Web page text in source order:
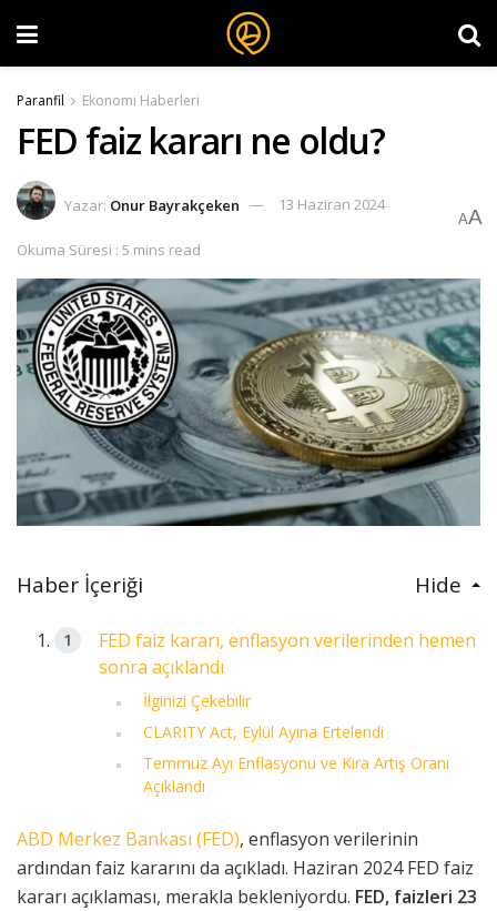
Paranfil Ekonomi Haberleri
FED faiz kararı ne oldu?
Yazar: Onur Bayrakçeken 13 Haziran 2024
Okuma Süresi : 5 mins read
AA
Haber İçeriği Hide
FED faiz kararı, enflasyon verilerinden hemen
sonra açıklandı
İlginizi Çekebilir
CLARITY Act, Eylül Ayına Ertelendi
Temmuz Ayı Enflasyonu ve Kira Artış Oranı
Açıklandı
ABD Merkez Bankası (FED), enflasyon verilerinin
ardından faiz kararını da açıkladı. Haziran 2024 FED faiz
kararı açıklaması, merakla bekleniyordu. FED, faizleri 23